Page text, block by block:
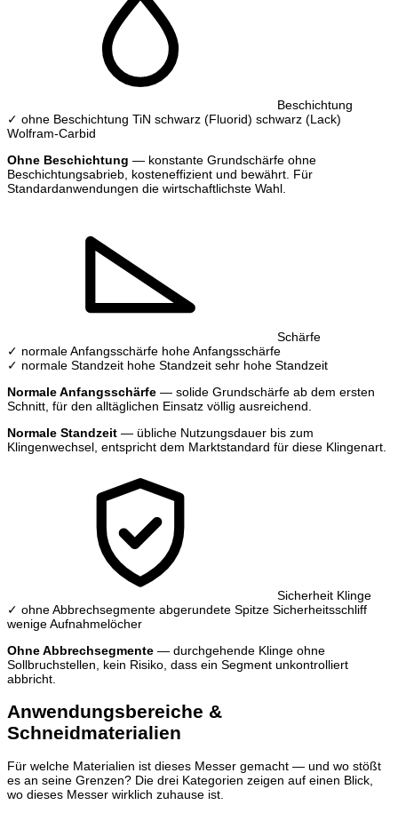
Beschichtung
✓ ohne Beschichtung TiN schwarz (Fluorid) schwarz (Lack)
Wolfram-Carbid
Ohne Beschichtung — konstante Grundschärfe ohne
Beschichtungsabrieb, kosteneffizient und bewährt. Für
Standardanwendungen die wirtschaftlichste Wahl.
Schärfe
✓ normale Anfangsschärfe hohe Anfangsschärfe
✓ normale Standzeit hohe Standzeit sehr hohe Standzeit
Normale Anfangsschärfe — solide Grundschärfe ab dem ersten
Schnitt, für den alltäglichen Einsatz völlig ausreichend.
Normale Standzeit — übliche Nutzungsdauer bis zum
Klingenwechsel, entspricht dem Marktstandard für diese Klingenart.
Sicherheit Klinge
✓ ohne Abbrechsegmente abgerundete Spitze Sicherheitsschliff
wenige Aufnahmelöcher
Ohne Abbrechsegmente — durchgehende Klinge ohne
Sollbruchstellen, kein Risiko, dass ein Segment unkontrolliert
abbricht.
Anwendungsbereiche &
Schneidmaterialien
Für welche Materialien ist dieses Messer gemacht — und wo stößt
es an seine Grenzen? Die drei Kategorien zeigen auf einen Blick,
wo dieses Messer wirklich zuhause ist.